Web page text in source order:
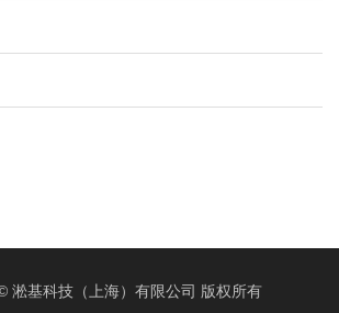
淞基科技（上海）有限公司 版权所有